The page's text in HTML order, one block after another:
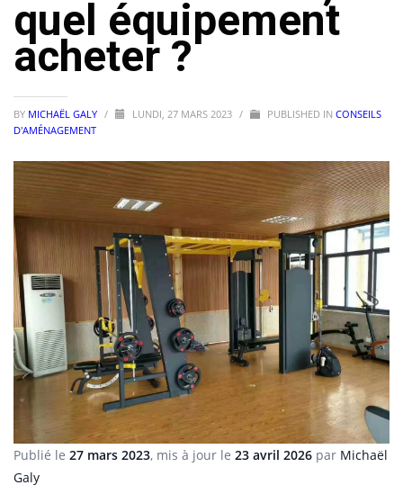
quel équipement
acheter ?
BY MICHAËL GALY / LUNDI, 27 MARS 2023 / PUBLISHED IN CONSEILS
D'AMÉNAGEMENT
Publié le 27 mars 2023, mis à jour le 23 avril 2026 par Michaël
Galy